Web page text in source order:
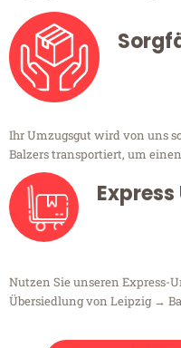
Ihr Umzugsgut wird von uns
Balzers transportiert, um
Nutzen Sie unseren Express-
Übersiedlung von Leipzig →